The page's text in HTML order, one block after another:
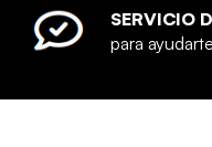
SERVICIO
para ayudarte